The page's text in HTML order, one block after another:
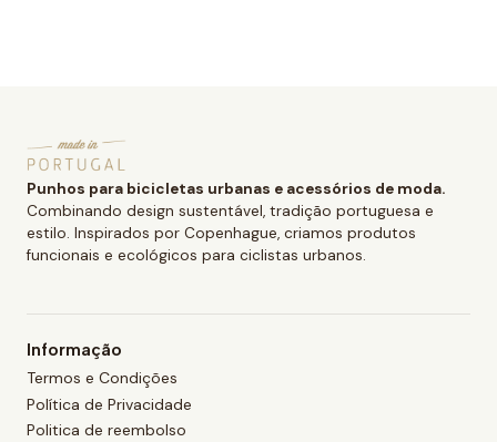
Punhos para bicicletas urbanas e acessórios de moda.
Combinando design sustentável, tradição portuguesa e
estilo. Inspirados por Copenhague, criamos produtos
funcionais e ecológicos para ciclistas urbanos.
Informação
Termos e Condições
Política de Privacidade
Politica de reembolso